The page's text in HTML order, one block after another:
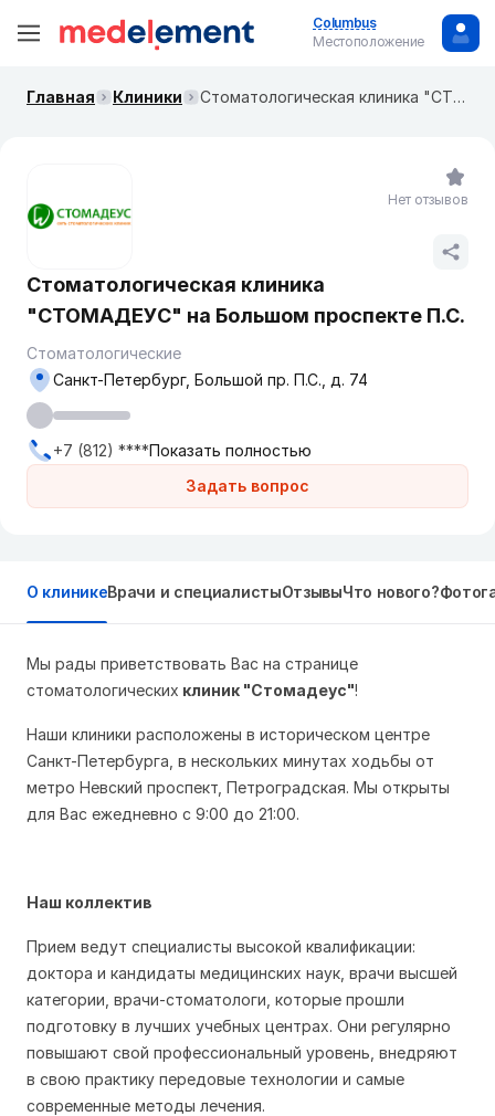
Columbus
Местоположение
Главная Клиники Стоматологическая клиника "СТОМАДЕУС" на Большом проспекте П.С.
Стоматологическая клиника
"СТОМАДЕУС" на Большом проспекте П.С.
Стоматологические
Задать вопрос
Санкт-Петербург, Большой пр. П.С., д. 74
+7 (812) ****Показать полностью
Нет отзывов
О клиникеВрачи и специалистыОтзывыЧто нового?
Мы рады приветствовать Вас на странице
стоматологических клиник "Стомадеус"!
Наши клиники расположены в историческом центре
Санкт-Петербурга, в нескольких минутах ходьбы от
метро Невский проспект, Петроградская. Мы открыты
для Вас ежедневно с 9:00 до 21:00.
Наш коллектив
Прием ведут специалисты высокой квалификации:
доктора и кандидаты медицинских наук, врачи высшей
категории, врачи-стоматологи, которые прошли
подготовку в лучших учебных центрах. Они регулярно
повышают свой профессиональный уровень, внедряют
в свою практику передовые технологии и самые
современные методы лечения.